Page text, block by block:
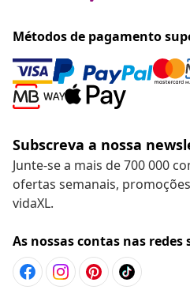
Métodos de pagamento
Subscreva a nossa
Junte-se a mais de 700 000
ofertas semanais,
vidaXL.
As nossas contas nas redes